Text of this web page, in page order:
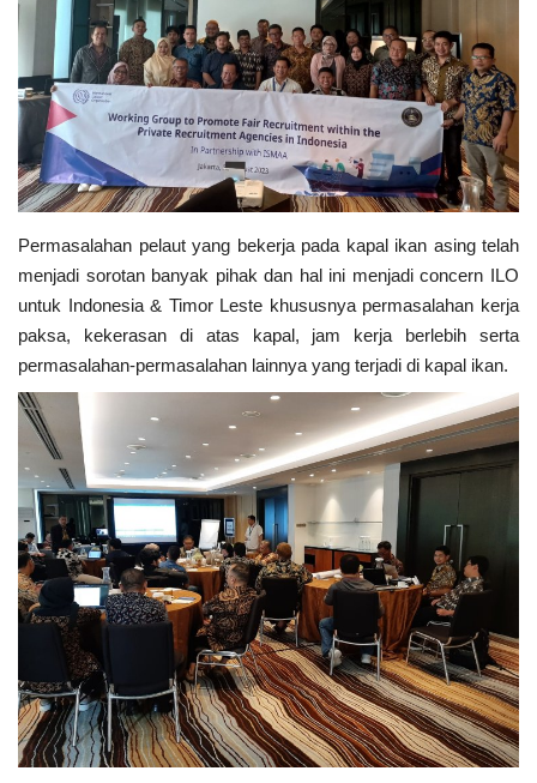
Sosial Budaya Pariwisata
Maritim
Pertanian
Opini
Ekonomi & Keuangan
Pendidikan & Pelatihan
Permasalahan pelaut yang bekerja pada kapal ikan asing telah
menjadi sorotan banyak pihak dan hal ini menjadi concern ILO
untuk Indonesia & Timor Leste khususnya permasalahan kerja
paksa, kekerasan di atas kapal, jam kerja berlebih serta
permasalahan-permasalahan lainnya yang terjadi di kapal ikan.